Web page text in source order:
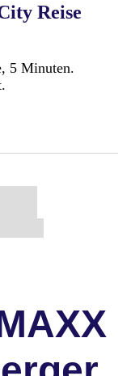
Reise
5 Minuten.